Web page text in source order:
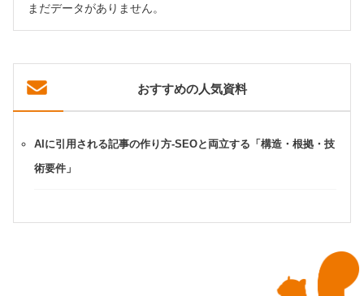
まだデータがありません。
おすすめの人気資料
AIに引用される記事の作り方-SEOと両立する「構造・根拠・技
術要件」